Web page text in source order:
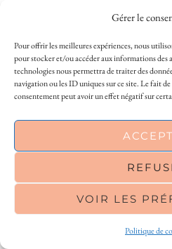
This site uses cookies to
agree to its use of cookies.
OK
Gérer le
Pour offrir les meilleures expériences, nous
pour stocker et/ou accéder aux informations des
technologies nous permettra de traiter des
navigation ou les ID uniques sur ce site. Le fait
consentement peut avoir un effet négatif sur
VOIR LES
Politique de
AURORA
22 FÉVRIER 2011 / 13 H 37
Très jolies créations!!
Bisous
RÉPONDRE
AMÉLIE
22 FÉVRIER 2011 / 17 H 45
Je croise les doigts pour toi! :)